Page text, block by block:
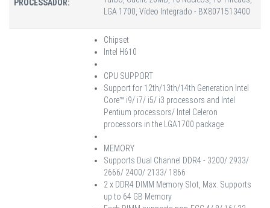
PROCESSADOR:
LGA 1700, Vídeo Integrado - BX8071513400
Chipset
Intel H610
CPU SUPPORT
Support for 12th/13th/14th Generation Intel
Core™ i9/ i7/ i5/ i3 processors and Intel
Pentium processors/ Intel Celeron
processors in the LGA1700 package
MEMORY
Supports Dual Channel DDR4 - 3200/ 2933/
2666/ 2400/ 2133/ 1866
2 x DDR4 DIMM Memory Slot, Max. Supports
up to 64 GB Memory